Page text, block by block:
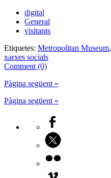
digital
General
visitants
Etiquetes: Metropolitan Museum,
xarxes socials
Comment (0)
Pàgina següent »
Pàgina següent »